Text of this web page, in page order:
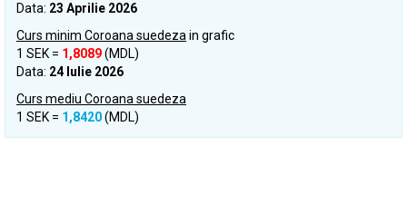
Data: 23 Aprilie 2026
Curs minim Coroana suedeza in grafic
1 SEK = 1,8089(MDL)
Data: 24 Iulie 2026
Curs mediu Coroana suedeza
1 SEK = 1,8420(MDL)